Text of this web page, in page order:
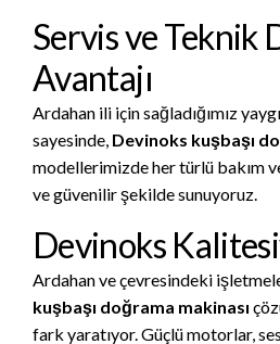
Servis ve Teknik
Avantajı
Ardahan ili için sağladığımız
sayesinde, Devinoks kuşbaşı
modellerimizde her türlü bakım
ve güvenilir şekilde sunuyoruz.
Devinoks
Ardahan ve çevresindeki
kuşbaşı doğrama makinası
fark yaratıyor. Güçlü motorlar,